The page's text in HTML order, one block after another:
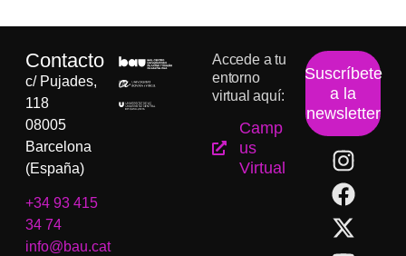
Contacto
c/ Pujades,
118
08005
Barcelona
(España)
+34 93 415
34 74
info@bau.cat
Accede a tu
entorno
virtual aquí:
Camp
us
Virtual
Suscríbete
a la
newsletter